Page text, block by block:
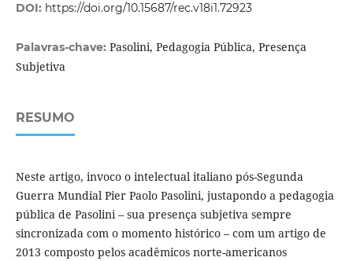
DOI: https://doi.org/10.15687/rec.v18i1.72923
Palavras-chave: Pasolini, Pedagogia Pública, Presença
Subjetiva
RESUMO
Neste artigo, invoco o intelectual italiano pós-Segunda
Guerra Mundial Pier Paolo Pasolini, justapondo a pedagogia
pública de Pasolini – sua presença subjetiva sempre
sincronizada com o momento histórico – com um artigo de
2013 composto pelos acadêmicos norte-americanos